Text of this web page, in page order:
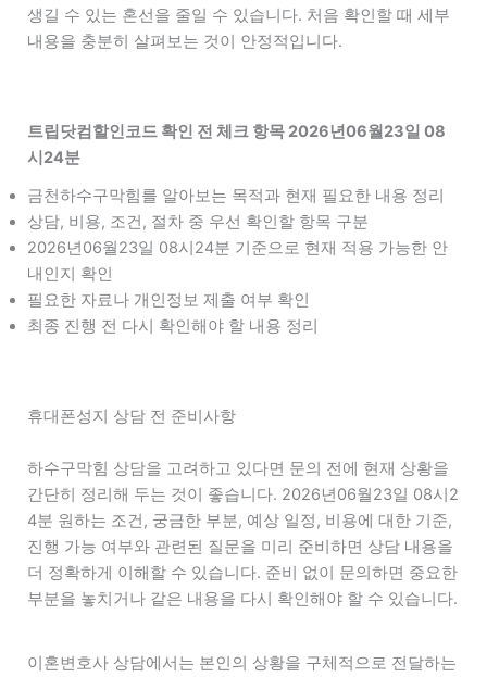
생길 수 있는 혼선을 줄일 수 있습니다. 처음 확인할 때 세부
내용을 충분히 살펴보는 것이 안정적입니다.
트립닷컴할인코드 확인 전 체크 항목 2026년06월23일 08
시24분
금천하수구막힘를 알아보는 목적과 현재 필요한 내용 정리
상담, 비용, 조건, 절차 중 우선 확인할 항목 구분
2026년06월23일 08시24분 기준으로 현재 적용 가능한 안
내인지 확인
필요한 자료나 개인정보 제출 여부 확인
최종 진행 전 다시 확인해야 할 내용 정리
휴대폰성지 상담 전 준비사항
하수구막힘 상담을 고려하고 있다면 문의 전에 현재 상황을
간단히 정리해 두는 것이 좋습니다. 2026년06월23일 08시2
4분 원하는 조건, 궁금한 부분, 예상 일정, 비용에 대한 기준,
진행 가능 여부와 관련된 질문을 미리 준비하면 상담 내용을
더 정확하게 이해할 수 있습니다. 준비 없이 문의하면 중요한
부분을 놓치거나 같은 내용을 다시 확인해야 할 수 있습니다.
이혼변호사 상담에서는 본인의 상황을 구체적으로 전달하는